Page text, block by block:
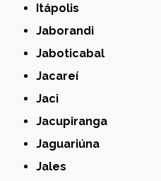
Itápolis
Jaborandi
Jaboticabal
Jacareí
Jaci
Jacupiranga
Jaguariúna
Jales